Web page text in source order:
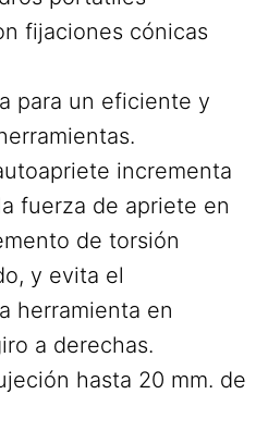
fijaciones cónicas
para un eficiente y
incrementa
fuerza de apriete en
de torsión
y evita el
herramienta en
a derechas.
hasta 20 mm. de